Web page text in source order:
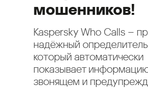
мошенников!
Kaspersky Who Calls –
надёжный
который автоматически
показывает
звонящем и